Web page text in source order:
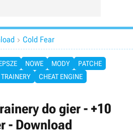
 Cold Fear
NOWE MODY
PATCHE
TRAINERY CHEAT ENGINE
do gier - +10
- Download